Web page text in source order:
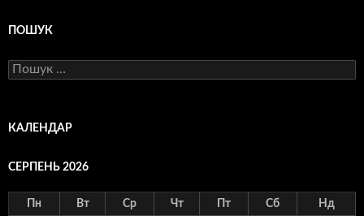
ПОШУК
Пошук:
КАЛЕНДАР
СЕРПЕНЬ 2026
Пн Вт Ср Чт Пт Сб Нд